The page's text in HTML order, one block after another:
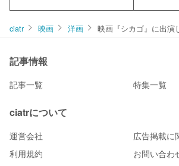
ciatr 映画 洋画 映画『シカゴ』に出演
記事情報
記事一覧 特集一覧
ciatrについて
運営会社
広告掲載に
利用規約
お問い合わ